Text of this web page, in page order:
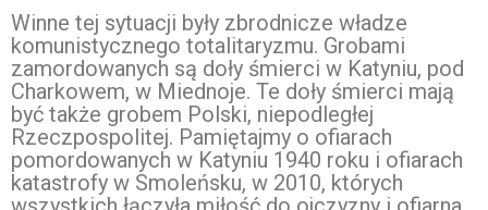
Winne tej sytuacji były zbrodnicze władze
komunistycznego totalitaryzmu. Grobami
zamordowanych są doły śmierci w Katyniu, pod
Charkowem, w Miednoje. Te doły śmierci mają
być także grobem Polski, niepodległej
Rzeczpospolitej. Pamiętajmy o ofiarach
pomordowanych w Katyniu 1940 roku i ofiarach
katastrofy w Smoleńsku, w 2010, których